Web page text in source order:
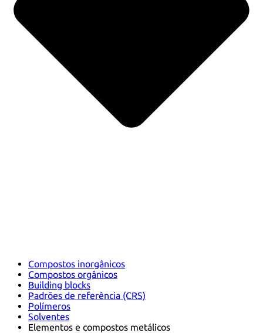
Compostos inorgânicos
Compostos orgânicos
Building blocks
Padrões de referência (CRS)
Polímeros
Solventes
Elementos e compostos metálicos